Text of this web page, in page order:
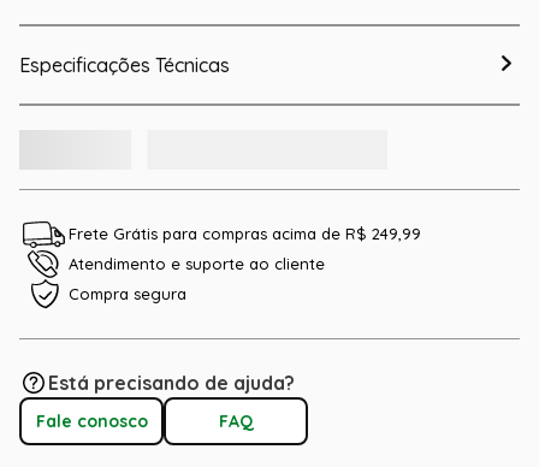
Especificações Técnicas
Frete Grátis para compras acima de R$ 249,99
Atendimento e suporte ao cliente
Compra segura
Está precisando de ajuda?
Fale conosco FAQ